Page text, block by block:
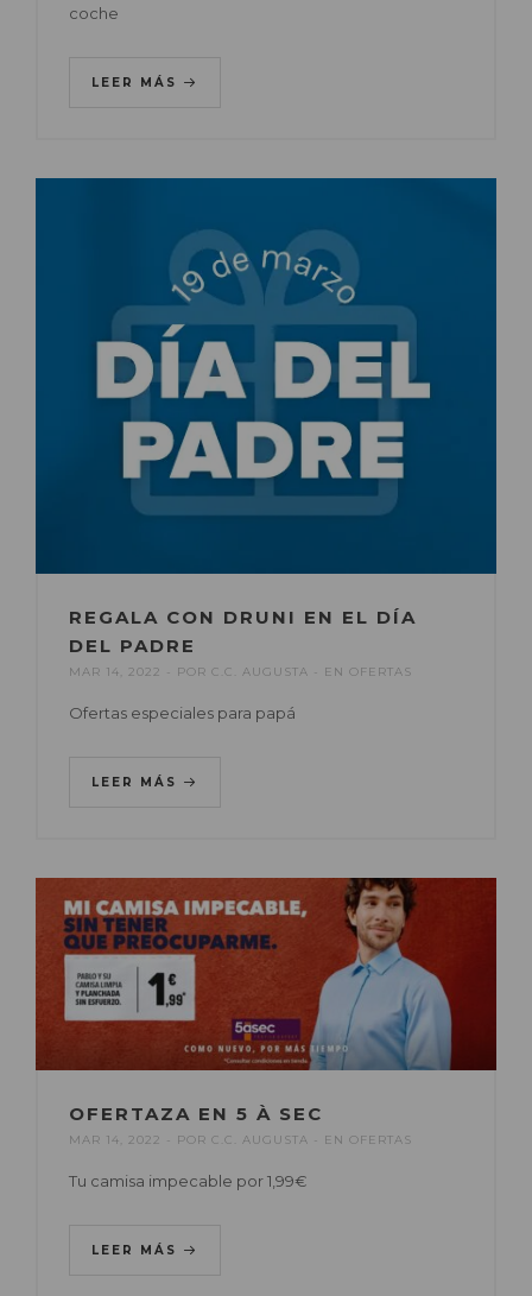
coche
LEER MÁS
REGALA CON DRUNI EN EL DÍA
DEL PADRE
MAR 14, 2022 POR C.C. AUGUSTA EN OFERTAS
Ofertas especiales para papá
LEER MÁS
OFERTAZA EN 5 À SEC
MAR 14, 2022 POR C.C. AUGUSTA EN OFERTAS
Tu camisa impecable por 1,99€
LEER MÁS